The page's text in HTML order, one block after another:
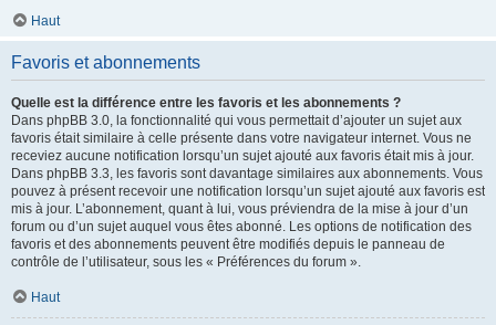
Haut
Favoris et abonnements
Quelle est la différence entre les favoris et les abonnements ?
Dans phpBB 3.0, la fonctionnalité qui vous permettait d’ajouter un sujet aux
favoris était similaire à celle présente dans votre navigateur internet. Vous ne
receviez aucune notification lorsqu’un sujet ajouté aux favoris était mis à jour.
Dans phpBB 3.3, les favoris sont davantage similaires aux abonnements. Vous
pouvez à présent recevoir une notification lorsqu’un sujet ajouté aux favoris est
mis à jour. L’abonnement, quant à lui, vous préviendra de la mise à jour d’un
forum ou d’un sujet auquel vous êtes abonné. Les options de notification des
favoris et des abonnements peuvent être modifiés depuis le panneau de
contrôle de l’utilisateur, sous les « Préférences du forum ».
Haut